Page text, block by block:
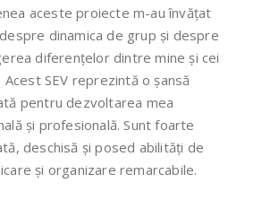
aceste proiecte m-au învățat
dinamica de grup și despre
diferențelor dintre mine și cei
Acest SEV reprezintă o șansă
pentru dezvoltarea mea
și profesională. Sunt foarte
deschisă și posed abilități de
și organizare remarcabile.